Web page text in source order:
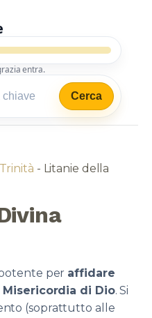
entra.
Cerca
- Litanie della
per affidare
di Dio. Si
(soprattutto alle